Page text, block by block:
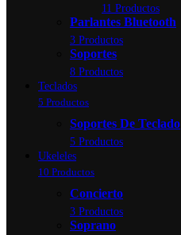
11 Productos
Parlantes Bluetooth
3 Productos
Soportes
8 Productos
Teclados
5 Productos
Soportes De Teclado
5 Productos
Ukeleles
10 Productos
Concierto
3 Productos
Soprano